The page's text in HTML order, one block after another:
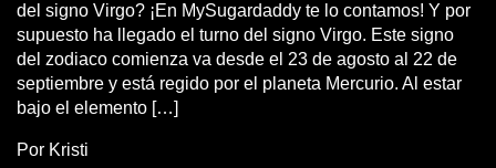
del signo Virgo? ¡En MySugardaddy te lo contamos! Y por
supuesto ha llegado el turno del signo Virgo. Este signo
del zodiaco comienza va desde el 23 de agosto al 22 de
septiembre y está regido por el planeta Mercurio. Al estar
bajo el elemento […]
Por Kristi